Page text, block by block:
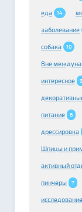
еда 14
заболевание
собака 10
Вне
интересное 9
питание 8
дрессировка
Шпицы и
активный
пинчеры 7
исследование